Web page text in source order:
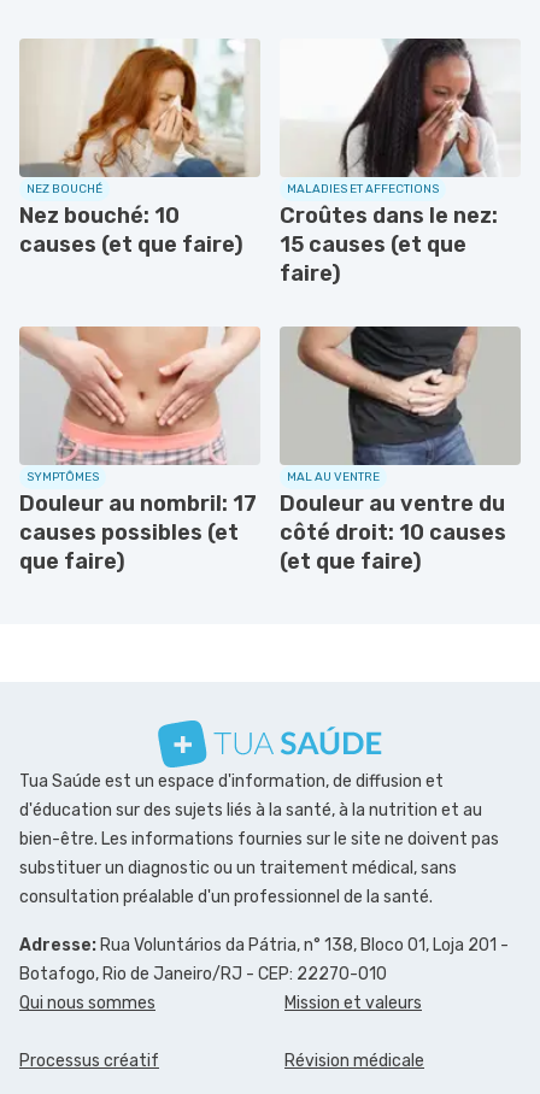
NEZ BOUCHÉ
Nez bouché: 10
causes (et que faire)
MALADIES ET AFFECTIONS
Croûtes dans le nez:
15 causes (et que
faire)
SYMPTÔMES
Douleur au nombril: 17
causes possibles (et
que faire)
MAL AU VENTRE
Douleur au ventre du
côté droit: 10 causes
(et que faire)
Tua Saúde est un espace d'information, de diffusion et
d'éducation sur des sujets liés à la santé, à la nutrition et au
bien-être. Les informations fournies sur le site ne doivent pas
substituer un diagnostic ou un traitement médical, sans
consultation préalable d'un professionnel de la santé.
Adresse: Rua Voluntários da Pátria, n° 138, Bloco 01, Loja 201 -
Botafogo, Rio de Janeiro/RJ - CEP: 22270-010
Qui nous sommes
Mission et valeurs
Processus créatif Révision médicale